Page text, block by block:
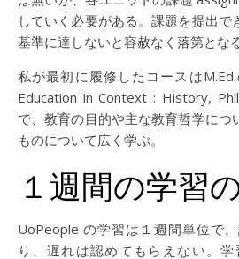
していく必要がある。課題を提出
基準に達しないと容赦なく落第とな
私が最初に履修したコースは
Education in Context : History,
で、教育の目的や主な教育哲学につ
ものについて広く学ぶ。
１週間の学習
UoPeople の学習は１週間単位で
り、遅れは認めてもらえない。学